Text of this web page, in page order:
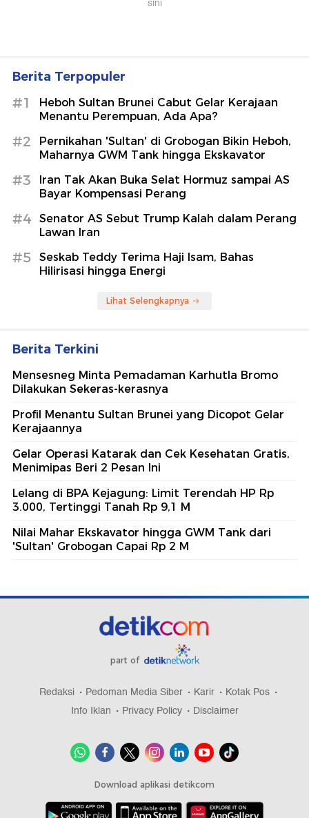
Berita Terpopuler
#1
Heboh Sultan Brunei Cabut Gelar Kerajaan
Menantu Perempuan, Ada Apa?
#2
Pernikahan 'Sultan' di Grobogan Bikin Heboh,
Maharnya GWM Tank hingga Ekskavator
#3
Iran Tak Akan Buka Selat Hormuz sampai AS
Bayar Kompensasi Perang
#4
Senator AS Sebut Trump Kalah dalam Perang
Lawan Iran
#5
Seskab Teddy Terima Haji Isam, Bahas
Hilirisasi hingga Energi
Lihat Selengkapnya
Berita Terkini
Mensesneg Minta Pemadaman Karhutla Bromo
Dilakukan Sekeras-kerasnya
Profil Menantu Sultan Brunei yang Dicopot Gelar
Kerajaannya
Gelar Operasi Katarak dan Cek Kesehatan Gratis,
Menimipas Beri 2 Pesan Ini
Lelang di BPA Kejagung: Limit Terendah HP Rp
3.000, Tertinggi Tanah Rp 9,1 M
Nilai Mahar Ekskavator hingga GWM Tank dari
'Sultan' Grobogan Capai Rp 2 M
part of
Redaksi Pedoman Media Siber Karir
Kotak Pos
Info Iklan
Privacy Policy Disclaimer
Download aplikasi detikcom